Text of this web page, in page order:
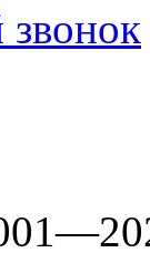
звонок